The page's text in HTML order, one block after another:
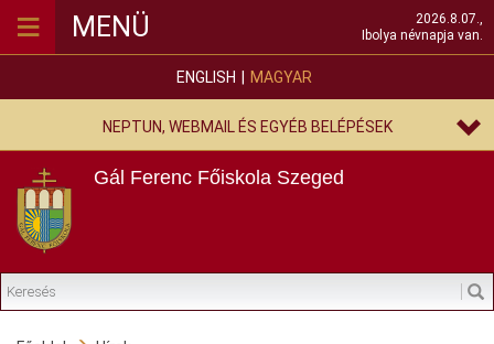
ENGLISH MAGYAR
NEPTUN, WEBMAIL ÉS EGYÉB BELÉPÉSEK
Gál Ferenc Főiskola Szeged
≡ MENÜ
2026.8.07.,
Ibolya névnapja van.